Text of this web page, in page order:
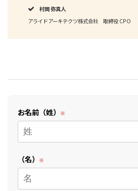
村岡 弥真人
アライドアーキテクツ株式会社 取締役 CPO
お名前（姓）
（名）